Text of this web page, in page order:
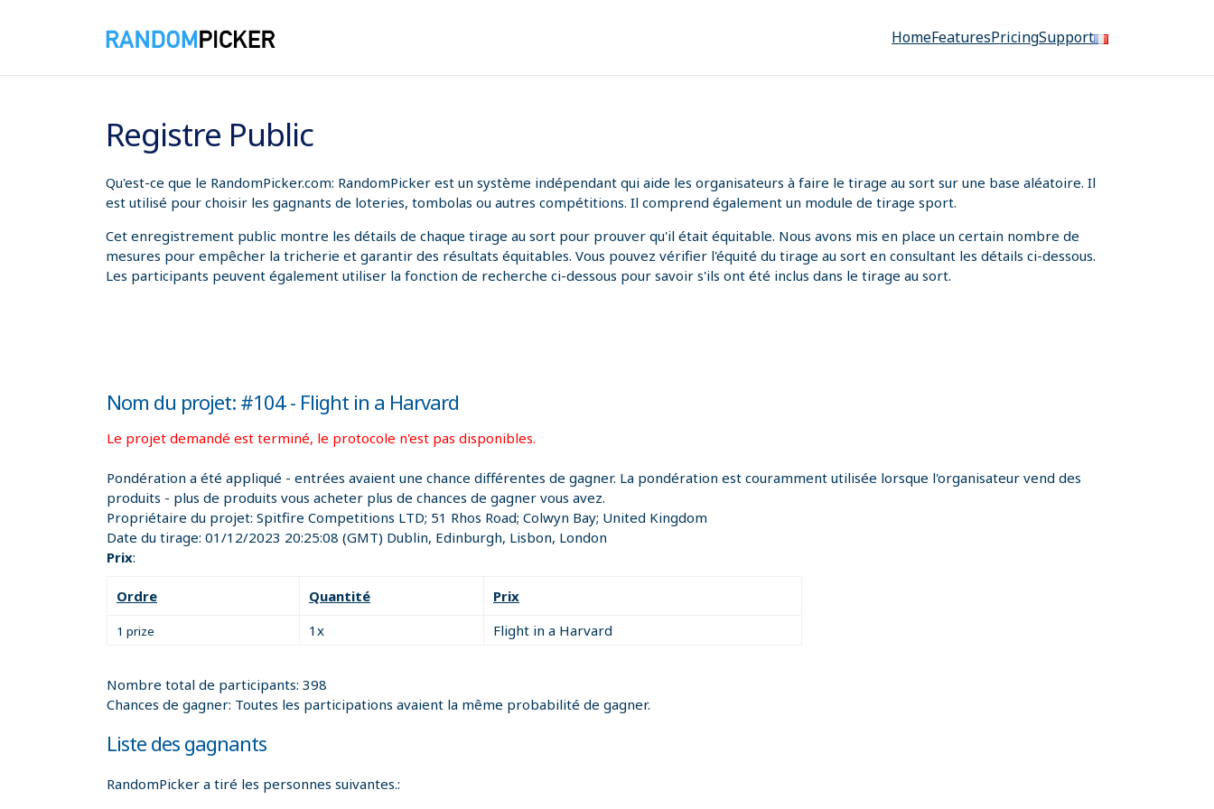
HomeFeaturesPricingSupport
Registre Public
Qu'est-ce que le RandomPicker.com: RandomPicker est un système indépendant qui aide les organisateurs à faire le tirage au sort sur une base aléatoire. Il
est utilisé pour choisir les gagnants de loteries, tombolas ou autres compétitions. Il comprend également un module de tirage sport.
Cet enregistrement public montre les détails de chaque tirage au sort pour prouver qu'il était équitable. Nous avons mis en place un certain nombre de
mesures pour empêcher la tricherie et garantir des résultats équitables. Vous pouvez vérifier l'équité du tirage au sort en consultant les détails ci-dessous.
Les participants peuvent également utiliser la fonction de recherche ci-dessous pour savoir s'ils ont été inclus dans le tirage au sort.
Nom du projet: #104 - Flight in a Harvard
Le projet demandé est terminé, le protocole n'est pas disponibles.
Pondération a été appliqué - entrées avaient une chance différentes de gagner. La pondération est couramment utilisée lorsque l'organisateur vend des
produits - plus de produits vous acheter plus de chances de gagner vous avez.
Propriétaire du projet: Spitfire Competitions LTD; 51 Rhos Road; Colwyn Bay; United Kingdom
Date du tirage: 01/12/2023 20:25:08 (GMT) Dublin, Edinburgh, Lisbon, London
Prix:
Ordre Quantité Prix
1 prize 1x Flight in a Harvard
Nombre total de participants: 398
Chances de gagner: Toutes les participations avaient la même probabilité de gagner.
Liste des gagnants
RandomPicker a tiré les personnes suivantes.: